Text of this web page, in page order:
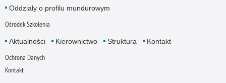
Oddziały o profilu mundurowym
Ośrodek Szkolenia
Aktualności Kierownictwo Struktura Kontakt
Ochrona Danych
Kontakt